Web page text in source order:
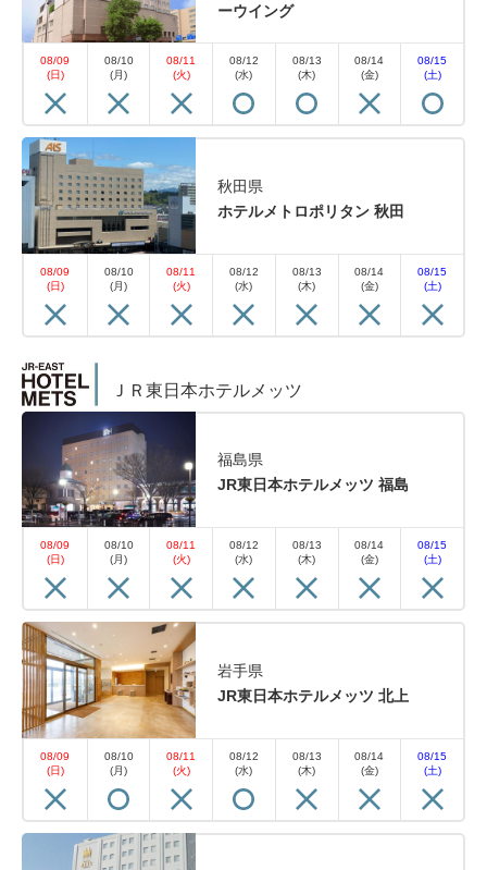
ーウイング
08/09
(日)
08/10
(月)
08/11
(火)
08/12
(水)
08/13
(木)
08/14
(金)
08/15
(土)
秋田県
ホテルメトロポリタン 秋田
08/09
(日)
08/10
(月)
08/11
(火)
08/12
(水)
08/13
(木)
08/14
(金)
08/15
(土)
ＪＲ東日本ホテルメッツ
福島県
JR東日本ホテルメッツ 福島
08/09
(日)
08/10
(月)
08/11
(火)
08/12
(水)
08/13
(木)
08/14
(金)
08/15
(土)
岩手県
JR東日本ホテルメッツ 北上
08/09
(日)
08/10
(月)
08/11
(火)
08/12
(水)
08/13
(木)
08/14
(金)
08/15
(土)